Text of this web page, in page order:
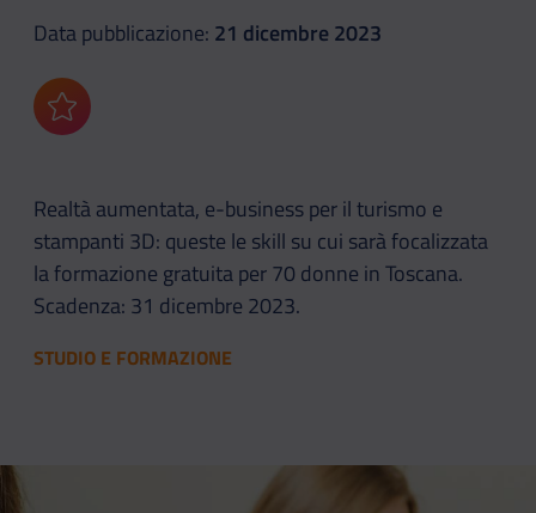
Data pubblicazione: 21 dicembre 2023
Aggiungi ai preferiti
Realtà aumentata, e-business per il turismo e
stampanti 3D: queste le skill su cui sarà focalizzata
la formazione gratuita per 70 donne in Toscana.
Scadenza: 31 dicembre 2023.
STUDIO E FORMAZIONE